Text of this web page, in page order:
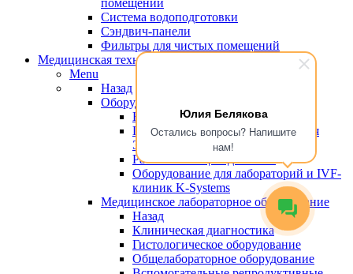
Юлия Белякова
Остались вопросы? Напишите
нам!
Система водоподготовки
Сэндвич-панели
Фильтры для чистых помещений
Медицинская техника
Menu
Назад
Оборудование для эко
Назад
Пластик, сертифицированный для
ЭКО
Рабочие станции для ЭКО
Оборудование для лабораторий и IVF-
клиник K-Systems
Медицинское лабораторное оборудование
Назад
Клиническая диагностика
Гистологическое оборудование
Общелабораторное оборудование